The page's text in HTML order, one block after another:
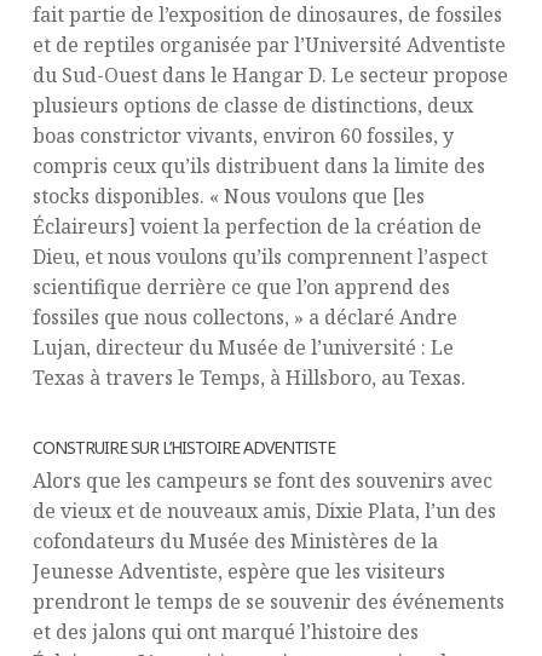
fait partie de l’exposition de dinosaures, de fossiles
et de reptiles organisée par l’Université Adventiste
du Sud-Ouest dans le Hangar D. Le secteur propose
plusieurs options de classe de distinctions, deux
boas constrictor vivants, environ 60 fossiles, y
compris ceux qu’ils distribuent dans la limite des
stocks disponibles. « Nous voulons que [les
Éclaireurs] voient la perfection de la création de
Dieu, et nous voulons qu’ils comprennent l’aspect
scientifique derrière ce que l’on apprend des
fossiles que nous collectons, » a déclaré Andre
Lujan, directeur du Musée de l’université : Le
Texas à travers le Temps, à Hillsboro, au Texas.
CONSTRUIRE SUR L’HISTOIRE ADVENTISTE
Alors que les campeurs se font des souvenirs avec
de vieux et de nouveaux amis, Dixie Plata, l’un des
cofondateurs du Musée des Ministères de la
Jeunesse Adventiste, espère que les visiteurs
prendront le temps de se souvenir des événements
et des jalons qui ont marqué l’histoire des